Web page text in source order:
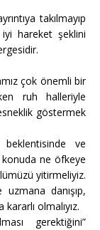
takılmayıp
hareket şeklini
çok önemli bir
ruh halleriyle
göstermek
beklentisinde ve
konuda ne öfkeye
yitirmeliyiz.
danışıp,
olmalıyız.
gerektiğini”